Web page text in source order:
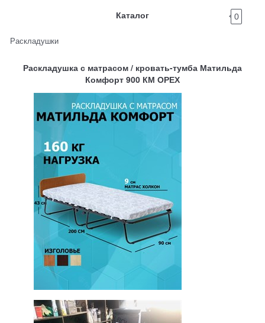
Каталог 0
Раскладушки
Раскладушка с матрасом / кровать-тумба Матильда
Комфорт 900 КМ ОРЕХ